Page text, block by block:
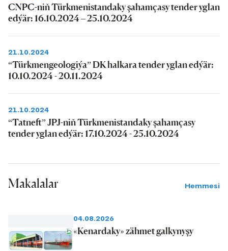
CNPC-niň Türkmenistandaky şahamçasy tender yglan
edýär: 16.10.2024 – 25.10.2024
21.10.2024
“Türkmengeologiýa” DK halkara tender yglan edýär:
10.10.2024 - 20.11.2024
21.10.2024
“Tatneft” JPJ-niň Türkmenistandaky şahamçasy
tender yglan edýär: 17.10.2024 - 25.10.2024
Makalalar Hemmesi
04.08.2026
«Kenardaky» zähmet galkynyşy